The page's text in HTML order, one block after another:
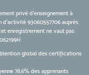
privé d’enseignement à
93060557706 auprès
enregistrement ne vaut pas
global des certifications
78,6% des apprenants